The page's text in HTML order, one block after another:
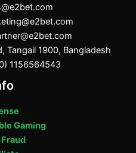
Tangail 1900, Bangladesh
1156564543
Gaming